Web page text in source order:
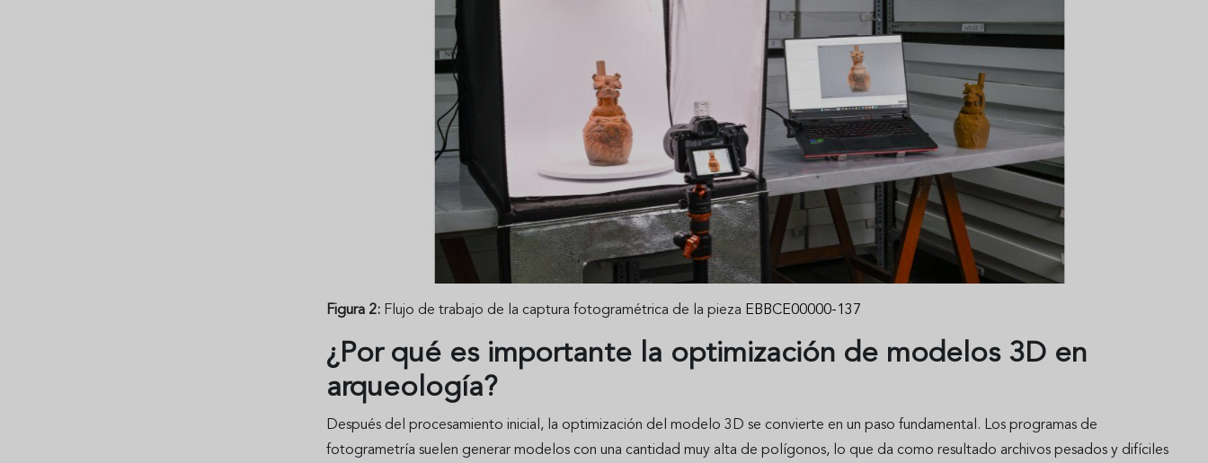
Figura 2:Flujo de trabajo de la captura fotogramétrica de la pieza EBBCE00000-137
¿Por qué es importante la optimización de modelos 3D en
arqueología?
Después del procesamiento inicial, la optimización del modelo 3D se convierte en un paso fundamental. Los programas de
fotogrametría suelen generar modelos con una cantidad muy alta de polígonos, lo que da como resultado archivos pesados y difíciles